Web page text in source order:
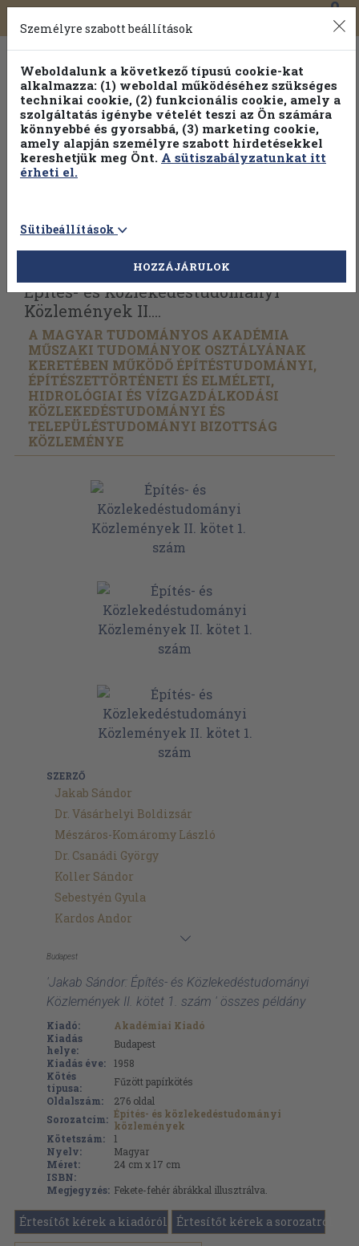
Toggle
navigation
0
Vissza az előző oldalra Válasszon példányt
Építés- és Közlekedéstudományi
Közlemények II....
A MAGYAR TUDOMÁNYOS AKADÉMIA
MŰSZAKI TUDOMÁNYOK OSZTÁLYÁNAK
KERETÉBEN MŰKÖDŐ ÉPÍTÉSTUDOMÁNYI,
ÉPÍTÉSZETTÖRTÉNETI ÉS ELMÉLETI,
HIDROLÓGIAI ÉS VÍZGAZDÁLKODÁSI
KÖZLEKEDÉSTUDOMÁNYI ÉS
TELEPÜLÉSTUDOMÁNYI BIZOTTSÁG
KÖZLEMÉNYE
SZERZŐ
Jakab Sándor
Dr. Vásárhelyi Boldizsár
Mészáros-Komáromy László
Dr. Csanádi György
Koller Sándor
Sebestyén Gyula
Kardos Andor
Budapest
'Jakab Sándor: Építés- és Közlekedéstudományi
Közlemények II. kötet 1. szám ' összes példány
Kiadó:
Akadémiai Kiadó
Kiadás
helye:
Budapest
Kiadás éve:
1958
Kötés
típusa:
Fűzött papírkötés
Oldalszám:
276 oldal
Sorozatcím: Építés- és közlekedéstudományi
közlemények
Kötetszám:
1
Nyelv:
Magyar
Méret:
24 cm x 17 cm
ISBN:
Megjegyzés: Fekete-fehér ábrákkal illusztrálva.
Értesítőt kérek a kiadóról Értesítőt kérek a sorozatról
Személyre szabott beállítások
Weboldalunk a következő típusú cookie-kat
alkalmazza: (1) weboldal működéséhez szükséges
technikai cookie, (2) funkcionális cookie, amely a
szolgáltatás igénybe vételét teszi az Ön számára
könnyebbé és gyorsabbá, (3) marketing cookie,
amely alapján személyre szabott hirdetésekkel
kereshetjük meg Önt. A sütiszabályzatunkat itt
érheti el.
Sütibeállítások
HOZZÁJÁRULOK